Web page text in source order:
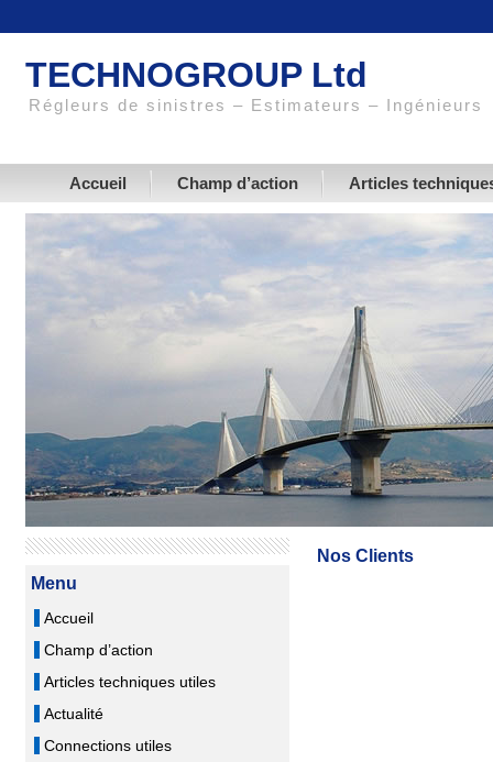
TECHNOGROUP Ltd
Régleurs de sinistres – Estimateurs – Ingénieurs
Accueil Champ d’action Articles
Menu
Accueil
Champ d’action
Articles techniques utiles
Actualité
Connections utiles
Nos Clients